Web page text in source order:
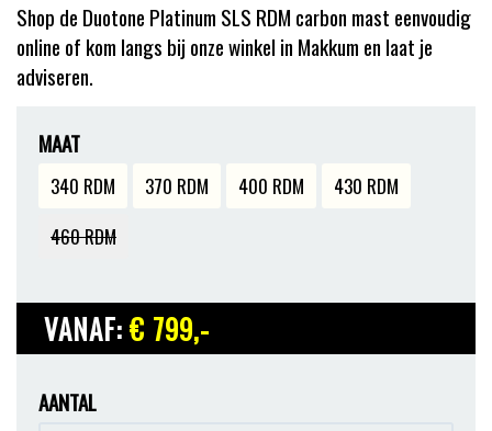
Shop de Duotone Platinum SLS RDM carbon mast eenvoudig
online of kom langs bij onze winkel in Makkum en laat je
adviseren.
MAAT
340 RDM 370 RDM 400 RDM
430 RDM
460 RDM
VANAF:€ 799,-
AANTAL